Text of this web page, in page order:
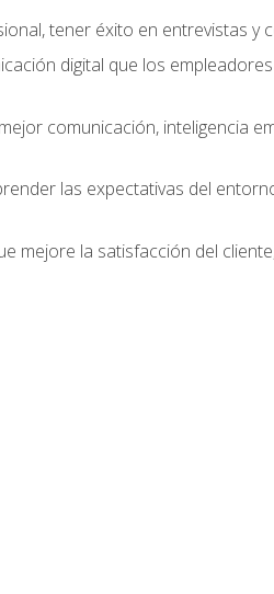
tener éxito en entrevistas y
digital que los
comunicación, inteligencia
las expectativas del
mejore la satisfacción del